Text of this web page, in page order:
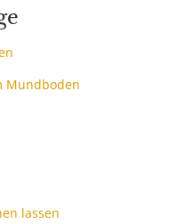
Mundboden
lassen